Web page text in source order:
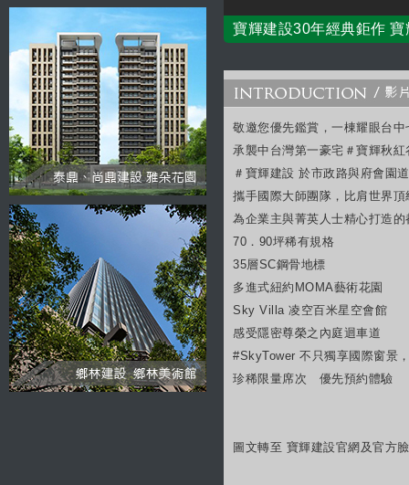
寶輝建設30年經典鉅作
敬邀您優先鑑賞，一棟耀眼台
承襲中台灣第一豪宅＃寶輝秋紅
＃寶輝建設 於市政路與府會園
攜手國際大師團隊，比肩世界頂
為企業主與菁英人士精心打造的
70．90坪稀有規格
35層SC鋼骨地標
多進式紐約MOMA藝術花園
Sky Villa 凌空百米星空會館
感受隱密尊榮之內庭迴車道
#SkyTower 不只獨享國際窗景
珍稀限量席次 優先預約體驗
圖文轉至 寶輝建設官網及官方